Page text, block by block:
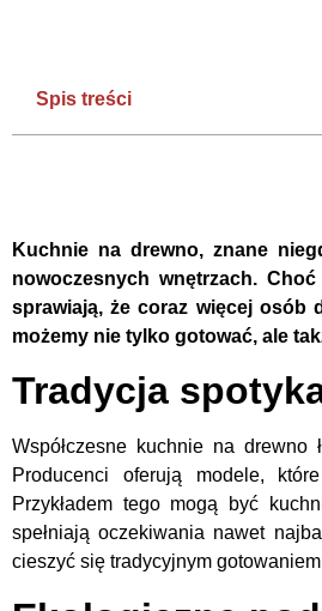
Spis treści
Kuchnie na drewno, znane
nowoczesnych wnętrzach.
sprawiają, że coraz więcej osób
możemy nie tylko gotować, ale
Tradycja
Współczesne kuchnie na
Producenci oferują modele,
Przykładem tego mogą być
spełniają oczekiwania nawet
cieszyć się tradycyjnym